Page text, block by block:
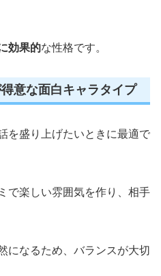
効果的な性格です。
意な面白キャラタイプ
を盛り上げたいときに最適で
で楽しい雰囲気を作り、相手
になるため、バランスが大切